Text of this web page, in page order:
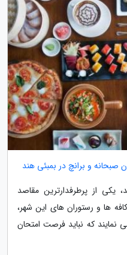
صبحانه و برانچ در بمبئی هند
یکی از پرطرفدارترین مقاصد
ها و رستوران های این شهر،
نمایند که نباید فرصت امتحان